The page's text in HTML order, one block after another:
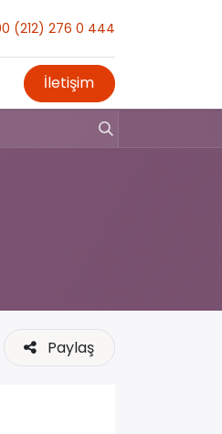
(212) 276 0 444
İletişim
Paylaş